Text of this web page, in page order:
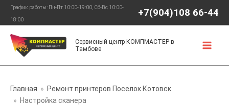
Перейти
содержимому
График работы: Пн-Пт 10:00-19:00, Сб-Вс 10:00-
18:00
+7(904)108 66-44
Сервисный центр КОМПМАСТЕР в
Тамбове
Главная
Ремонт принтеров Поселок Котовск
Настройка сканера